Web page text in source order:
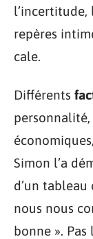
l’incertitude,
repères
cale.
Différents
personnalité,
Simon l’a
d’un
nous nous
bonne ». Pas